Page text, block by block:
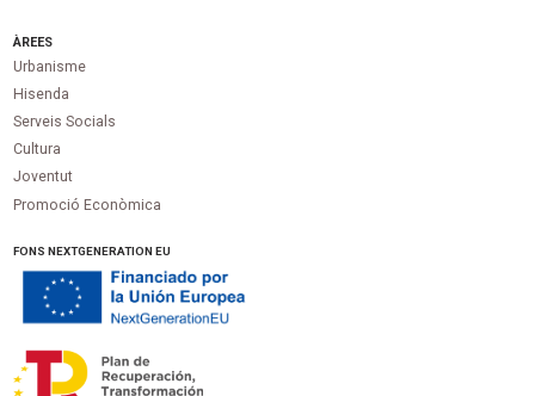
ÀREES
Urbanisme
Hisenda
Serveis Socials
Cultura
Joventut
Promoció Econòmica
FONS NEXTGENERATION EU